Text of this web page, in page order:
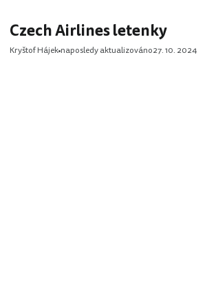
Czech Airlines letenky
Kryštof Hájek naposledy aktualizováno27. 10. 2024